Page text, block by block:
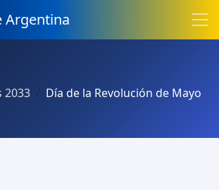
Argentina
2033 Día de la Revolución de Mayo